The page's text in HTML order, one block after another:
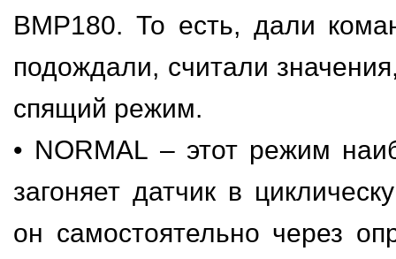
BMP180. То есть, дали
подождали, считали
спящий режим.
• NORMAL – этот режим
загоняет датчик в
он самостоятельно через